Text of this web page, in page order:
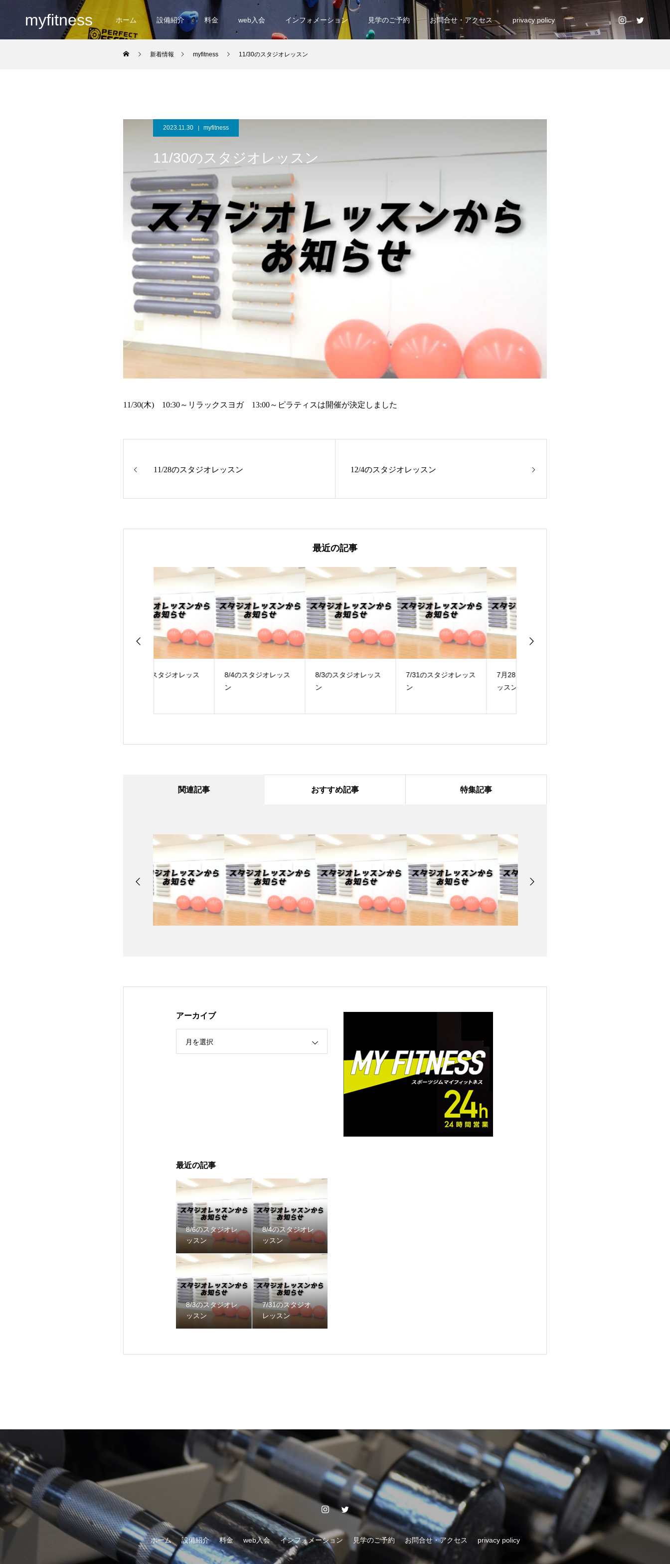
myfitness ホーム 設備紹介 料金 web入会 インフォメーション 見学のご予約 お問合せ・アクセス privacy policy
新着情報 myfitness 11/30のスタジオレッスン
2023.11.30 myfitness
11/30のスタジオレッスン
11/30(木) 10:30～リラックスヨガ 13:00～ピラティスは開催が決定しました
11/28のスタジオレッスン 12/4のスタジオレッスン
最近の記事
8/4のスタジオレッス
8/3のスタジオレッス
7/31のスタジオレッス
7月28日のスタジオレ
関連記事 おすすめ記事 特集記事
アーカイブ
月を選択
最近の記事
8/6のスタジオレ
ッスン
8/4のスタジオレ
ッスン
8/3のスタジオレ
ッスン
7/31のスタジオ
レッスン
ホーム 設備紹介 料金 web入会 インフォメーション 見学のご予約 お問合せ・アクセス privacy policy